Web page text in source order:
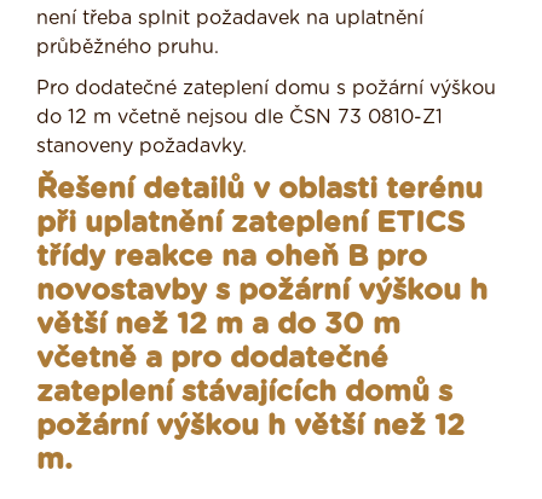
není třeba splnit požadavek na uplatnění
průběžného pruhu.
Pro dodatečné zateplení domu s požární výškou
do 12 m včetně nejsou dle ČSN 73 0810-Z1
stanoveny požadavky.
Řešení detailů v oblasti terénu
při uplatnění zateplení ETICS
třídy reakce na oheň B pro
novostavby s požární výškou h
větší než 12 m a do 30 m
včetně a pro dodatečné
zateplení stávajících domů s
požární výškou h větší než 12
m.